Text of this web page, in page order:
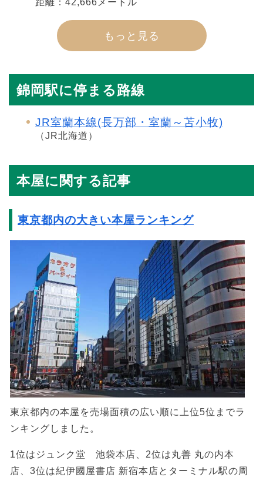
もっと見る
錦岡駅に停まる路線
JR室蘭本線(長万部・室蘭～苫小牧)
（JR北海道）
本屋に関する記事
東京都内の大きい本屋ランキング
東京都内の本屋を売場面積の広い順に上位5位までラ
ンキングしました。
1位はジュンク堂 池袋本店、2位は丸善 丸の内本
店、3位は紀伊國屋書店 新宿本店とターミナル駅の周